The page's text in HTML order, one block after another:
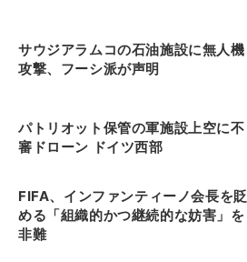
サウジアラムコの石油施設に無人機
攻撃、フーシ派が声明
パトリオット保管の軍施設上空に不
審ドローン ドイツ西部
FIFA、インファンティーノ会長を貶
める「組織的かつ継続的な妨害」を
非難